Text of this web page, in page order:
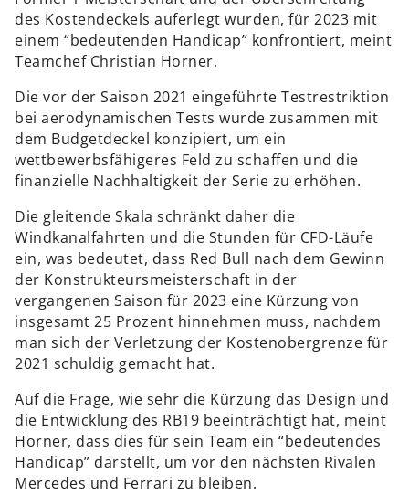
des Kostendeckels auferlegt wurden, für 2023 mit
einem “bedeutenden Handicap” konfrontiert, meint
Teamchef Christian Horner.
Die vor der Saison 2021 eingeführte Testrestriktion
bei aerodynamischen Tests wurde zusammen mit
dem Budgetdeckel konzipiert, um ein
wettbewerbsfähigeres Feld zu schaffen und die
finanzielle Nachhaltigkeit der Serie zu erhöhen.
Die gleitende Skala schränkt daher die
Windkanalfahrten und die Stunden für CFD-Läufe
ein, was bedeutet, dass Red Bull nach dem Gewinn
der Konstrukteursmeisterschaft in der
vergangenen Saison für 2023 eine Kürzung von
insgesamt 25 Prozent hinnehmen muss, nachdem
man sich der Verletzung der Kostenobergrenze für
2021 schuldig gemacht hat.
Auf die Frage, wie sehr die Kürzung das Design und
die Entwicklung des RB19 beeinträchtigt hat, meint
Horner, dass dies für sein Team ein “bedeutendes
Handicap” darstellt, um vor den nächsten Rivalen
Mercedes und Ferrari zu bleiben.